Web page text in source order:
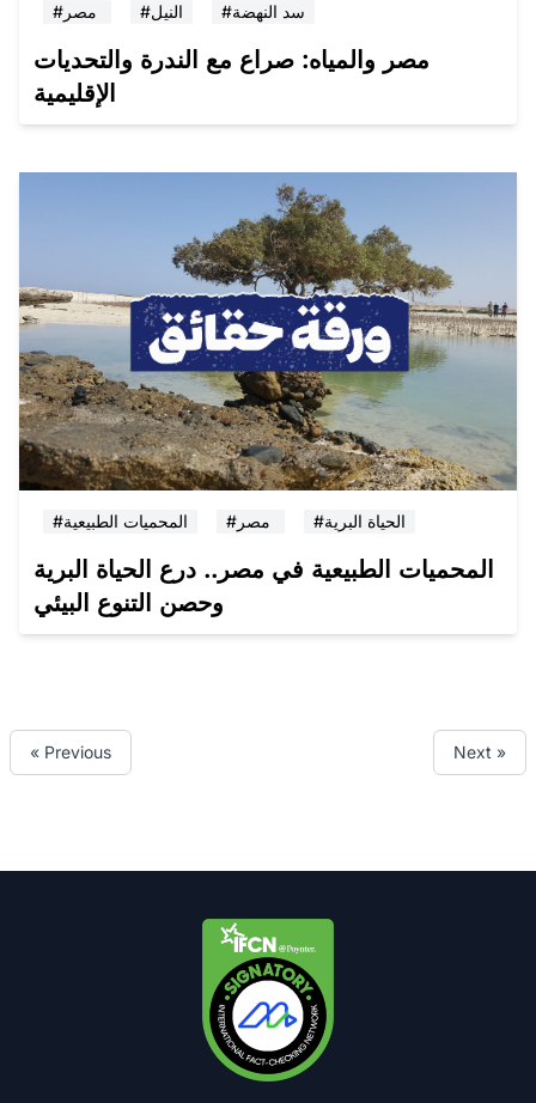
#النيل #سد النهضة
مصر والمياه: صراع مع الندرة والتحديات
الإقليمية
#المحميات الطبيعية #الحياة البرية
المحميات الطبيعية في مصر.. درع الحياة البرية
وحصن التنوع البيئي
« Previous Next »